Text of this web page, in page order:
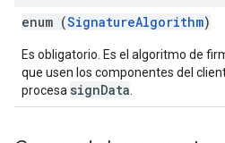
enum (SignatureAlgorithm)
Es obligatorio. Es el algoritmo de
que usen los componentes del
procesa signData